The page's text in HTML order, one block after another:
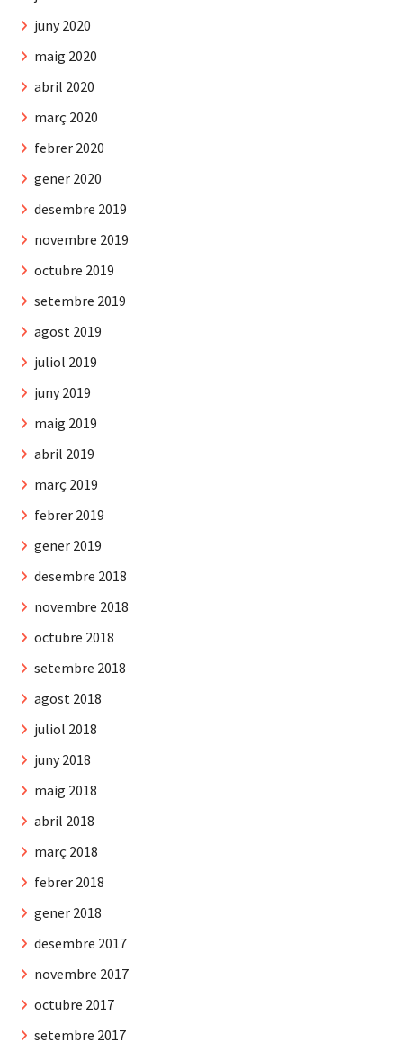
juny 2020
maig 2020
abril 2020
març 2020
febrer 2020
gener 2020
desembre 2019
novembre 2019
octubre 2019
setembre 2019
agost 2019
juliol 2019
juny 2019
maig 2019
abril 2019
març 2019
febrer 2019
gener 2019
desembre 2018
novembre 2018
octubre 2018
setembre 2018
agost 2018
juliol 2018
juny 2018
maig 2018
abril 2018
març 2018
febrer 2018
gener 2018
desembre 2017
novembre 2017
octubre 2017
setembre 2017